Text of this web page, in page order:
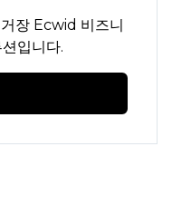
장Ecwid 비즈니
입니다.